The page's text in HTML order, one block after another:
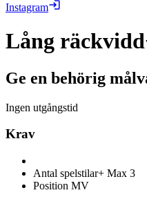
Instagram
Lång
Ge en behörig
Ingen utgångstid
Krav
Antal spelstilar+ Max 3
Position MV